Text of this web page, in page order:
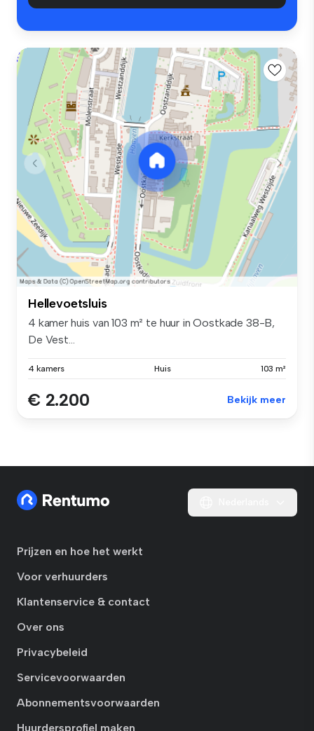
Hellevoetsluis
4 kamer huis van 103 m² te huur in Oostkade 38-B,
De Vest...
4 kamers Huis 103 m²
€ 2.200 Bekijk meer
Prijzen en hoe het werkt
Voor verhuurders
Klantenservice & contact
Over ons
Privacybeleid
Servicevoorwaarden
Abonnementsvoorwaarden
Huurdersprofiel maken